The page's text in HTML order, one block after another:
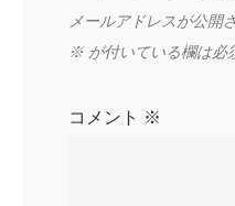
メールアドレスが公開
※ が付いている欄は必
コメント ※